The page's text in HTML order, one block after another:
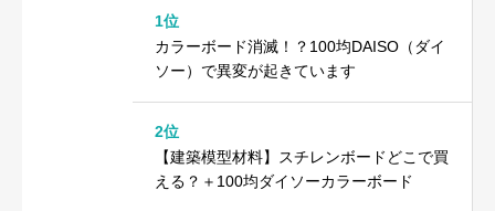
1位
カラーボード消滅！？100均DAISO（ダイ
ソー）で異変が起きています
2位
【建築模型材料】スチレンボードどこで買
える？＋100均ダイソーカラーボード